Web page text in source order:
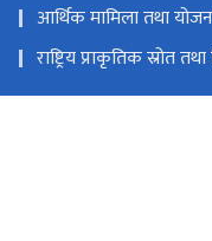
आर्थिक मामिला तथा
राष्ट्रिय प्राकृतिक स्रोत